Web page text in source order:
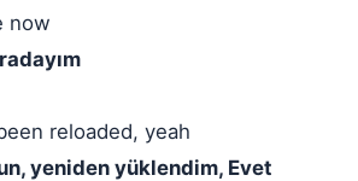
now
reloaded, yeah
yeniden yüklendim, Evet